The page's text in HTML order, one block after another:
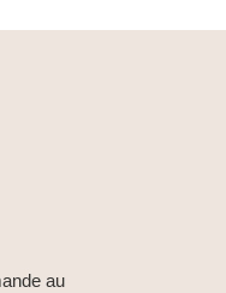
au